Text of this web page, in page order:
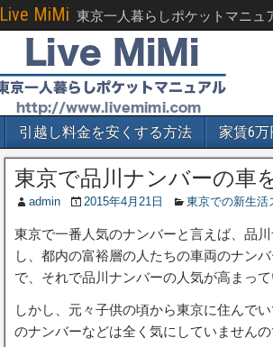
Live MiMi 東京一人暮らしポケットマニュ
引越し料金を安くする方法 家賃6
東京で品川ナンバーの車
admin 2015年4月21日 東京での新生活
東京で一番人気のナンバーと言えば、品
し、都内の富裕層の人たちの車両のナン
で、それで品川ナンバーの人気が高まって
しかし、元々子供の頃から東京に住んで
のナンバーなどは全く気にしていません